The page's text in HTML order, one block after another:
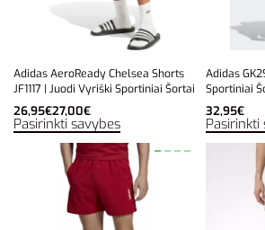
Adidas AeroReady Chelsea Shorts
JF1117 | Juodi Vyriški Sportiniai Šortai
26,95€27,00€
Pasirinkti savybes
Adidas
Sportiniai
32,95€
Pasirinkti